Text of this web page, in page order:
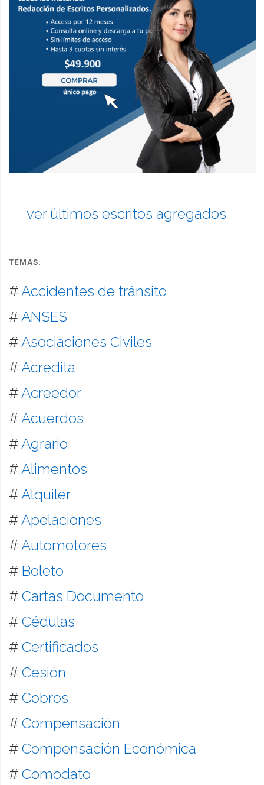
ver últimos escritos agregados
TEMAS:
# Accidentes de tránsito
# ANSES
# Asociaciones Civiles
# Acredita
# Acreedor
# Acuerdos
# Agrario
# Alimentos
# Alquiler
# Apelaciones
# Automotores
# Boleto
# Cartas Documento
# Cédulas
# Certificados
# Cesión
# Cobros
# Compensación
# Compensación Económica
# Comodato